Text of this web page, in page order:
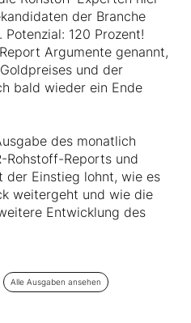
der Branche
120 Prozent!
Argumente genannt,
und der
bald wieder ein Ende
des monatlich
Rohstoff-Reports und
der Einstieg lohnt, wie es
weitergeht und wie die
Entwicklung des
Alle Ausgaben ansehen